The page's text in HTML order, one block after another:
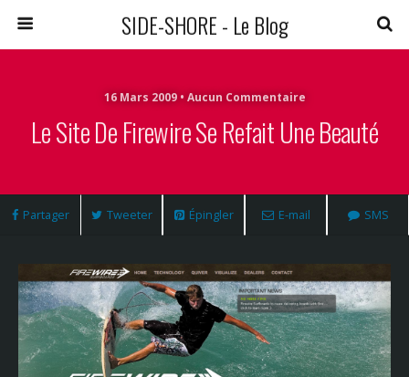
SIDE-SHORE - Le Blog
16 Mars 2009 • Aucun Commentaire
Le Site De Firewire Se Refait Une Beauté
Partager Tweeter Épingler E-mail SMS